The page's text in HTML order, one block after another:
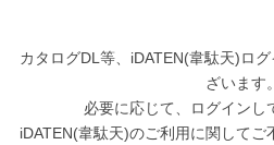
カタログDL等、iDATEN(韋駄天)ロ
ざいます。
必要に応じて、ログインし
iDATEN(韋駄天)のご利用に関してご